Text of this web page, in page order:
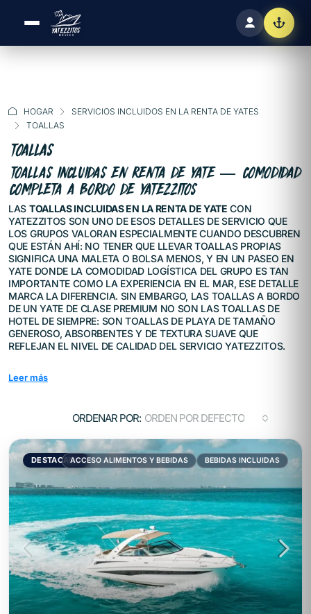
HOGAR
SERVICIOS INCLUIDOS EN LA RENTA DE YATES
TOALLAS
TOALLAS
TOALLAS INCLUIDAS EN RENTA DE YATE — COMODIDAD
COMPLETA A BORDO DE YATEZZITOS
LAS TOALLAS INCLUIDAS EN LA RENTA DE YATE CON
YATEZZITOS SON UNO DE ESOS DETALLES DE SERVICIO QUE
LOS GRUPOS VALORAN ESPECIALMENTE CUANDO DESCUBREN
QUE ESTÁN AHÍ: NO TENER QUE LLEVAR TOALLAS PROPIAS
SIGNIFICA UNA MALETA O BOLSA MENOS, Y EN UN PASEO EN
YATE DONDE LA COMODIDAD LOGÍSTICA DEL GRUPO ES TAN
IMPORTANTE COMO LA EXPERIENCIA EN EL MAR, ESE DETALLE
MARCA LA DIFERENCIA. SIN EMBARGO, LAS TOALLAS A BORDO
DE UN YATE DE CLASE PREMIUM NO SON LAS TOALLAS DE
HOTEL DE SIEMPRE: SON TOALLAS DE PLAYA DE TAMAÑO
GENEROSO, ABSORBENTES Y DE TEXTURA SUAVE QUE
REFLEJAN EL NIVEL DE CALIDAD DEL SERVICIO YATEZZITOS.
Leer más
ORDENAR POR: ORDEN POR DEFECTO
DESTACADOACCESO ALIMENTOS Y BEBIDAS BEBIDAS INCLUIDAS